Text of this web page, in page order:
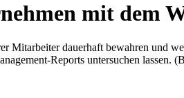
mit dem
Mitarbeiter dauerhaft bewahren und
Reports untersuchen lassen.